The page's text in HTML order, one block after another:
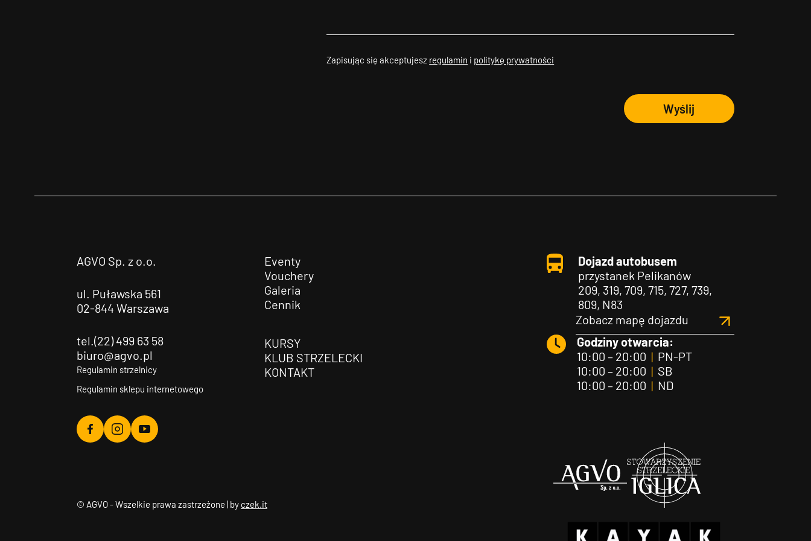
Zapisując się akceptujesz regulamin i politykę prywatności
Wyślij
AGVO Sp. z o.o.
ul. Puławska 561
02-844 Warszawa
tel.(22) 499 63 58
biuro@agvo.pl
Regulamin strzelnicy
Regulamin sklepu internetowego
Agvo
Agvo
Agvo
Eventy
Vouchery
Galeria
Cennik
KURSY
KLUB STRZELECKI
KONTAKT
Dojazd autobusem
przystanek Pelikanów
209, 319, 709, 715, 727, 739,
809, N83
Zobacz mapę dojazdu
Godziny otwarcia:
10:00 – 20:00 |PN-PT
10:00 – 20:00 |SB
10:00 – 20:00 |ND
© AGVO - Wszelkie prawa zastrzeżone | by czek.it
Agvo Iglica